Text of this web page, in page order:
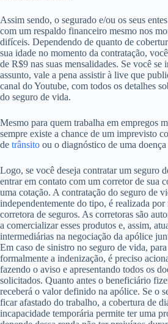
Assim sendo, o segurado e/ou os seus
com um respaldo financeiro mesmo nos
difíceis. Dependendo de quanto de
sua idade no momento da contratação,
de R$9 nas suas mensalidades. Se você se
assunto, vale a pena assistir à live que
canal do Youtube, com todos os detalhes
do seguro de vida.
Mesmo para quem trabalha em empregos
sempre existe a chance de um imprevisto
de trânsito ou o diagnóstico de uma doença
Logo, se você deseja contratar um seguro
entrar em contato com um corretor de sua
uma cotação. A contratação do seguro de
independentemente do tipo, é realizada por
corretora de seguros. As corretoras são
a comercializar esses produtos e, assim,
intermediárias na negociação da apólice
Em caso de sinistro no seguro de vida,
formalmente a indenização, é preciso
fazendo o aviso e apresentando todos os
solicitados. Quanto antes o beneficiário
receberá o valor definido na apólice. Se o
ficar afastado do trabalho, a cobertura de
incapacidade temporária permite ter uma